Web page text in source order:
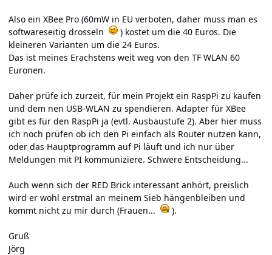
Also ein XBee Pro (60mW in EU verboten, daher muss man es
softwareseitig drosseln
) kostet um die 40 Euros. Die
kleineren Varianten um die 24 Euros.
Das ist meines Erachstens weit weg von den TF WLAN 60
Euronen.
Daher prüfe ich zurzeit, für mein Projekt ein RaspPi zu kaufen
und dem nen USB-WLAN zu spendieren. Adapter für XBee
gibt es für den RaspPi ja (evtl. Ausbaustufe 2). Aber hier muss
ich noch prüfen ob ich den Pi einfach als Router nutzen kann,
oder das Hauptprogramm auf Pi läuft und ich nur über
Meldungen mit PI kommuniziere. Schwere Entscheidung...
Auch wenn sich der RED Brick interessant anhört, preislich
wird er wohl erstmal an meinem Sieb hängenbleiben und
kommt nicht zu mir durch (Frauen...
).
Gruß
Jörg